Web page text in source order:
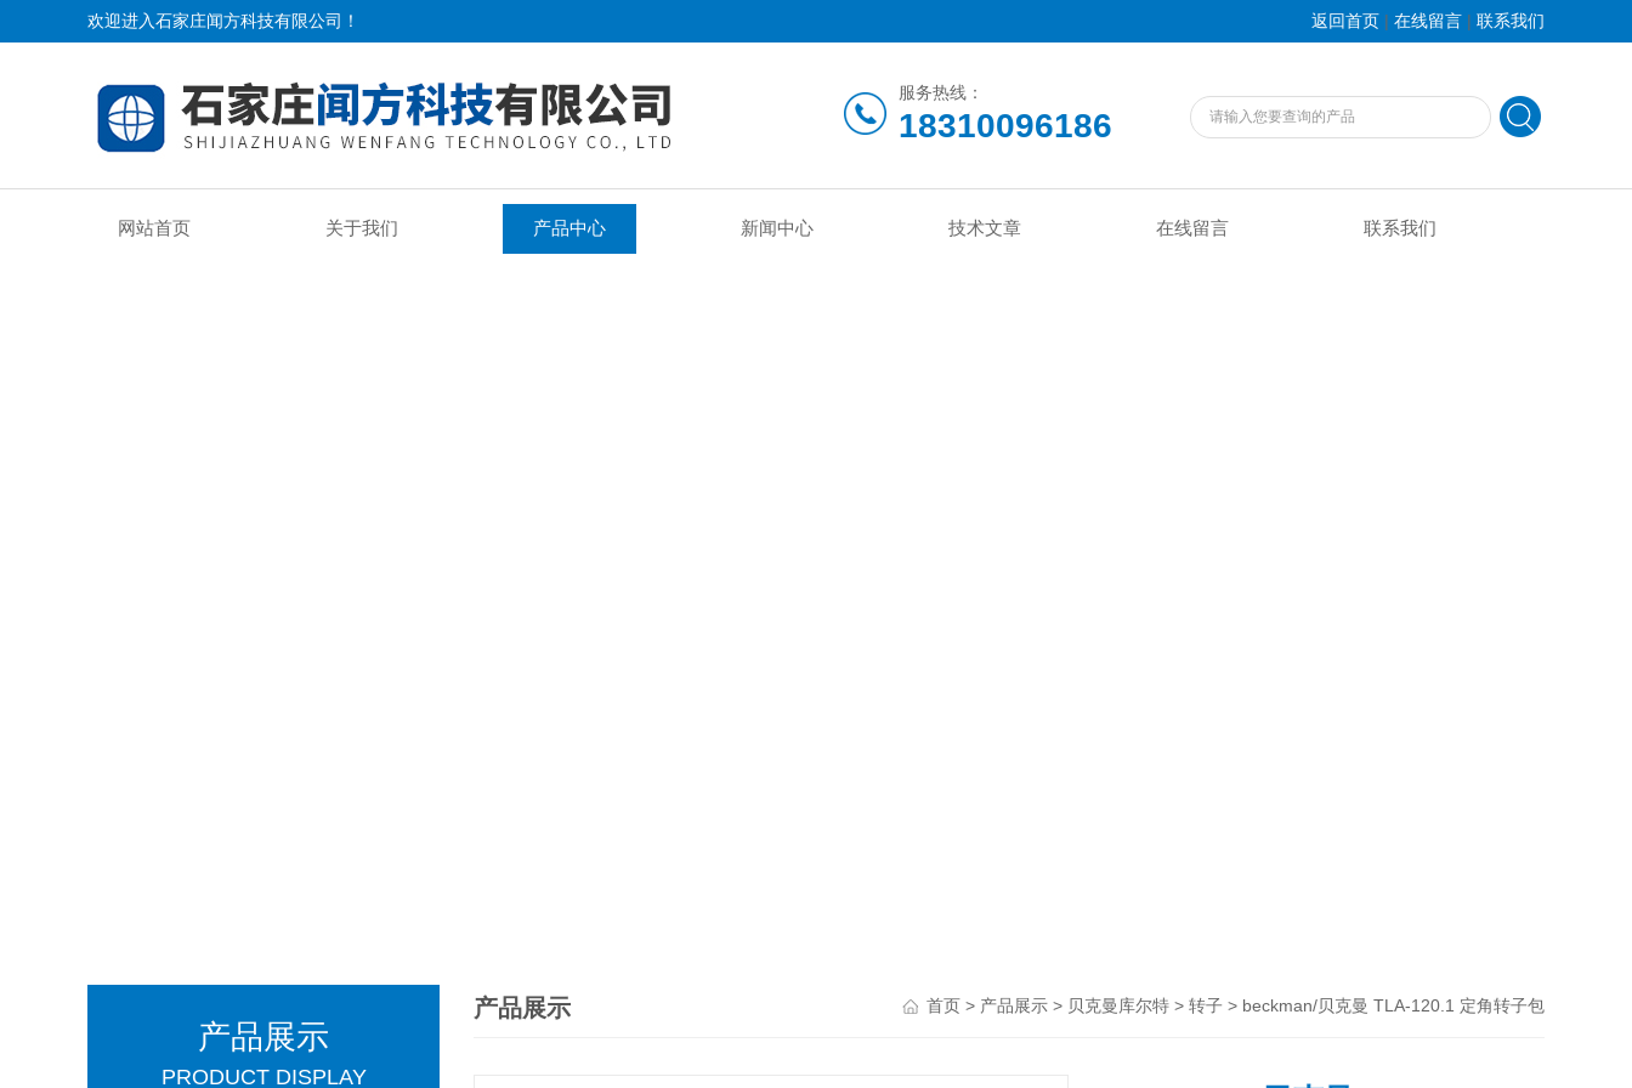
欢迎进入石家庄闻方科技有限公司！ 返回首页 | 在线留言 | 联系我们
服务热线：
18310096186
网站首页 关于我们 产品中心 新闻中心 技术文章 在线留言 联系我们
产品展示
PRODUCT DISPLAY
产品展示 首页 > 产品展示 > 贝克曼库尔特 > 转子 > beckman/贝克曼 TLA-120.1 定角转子包